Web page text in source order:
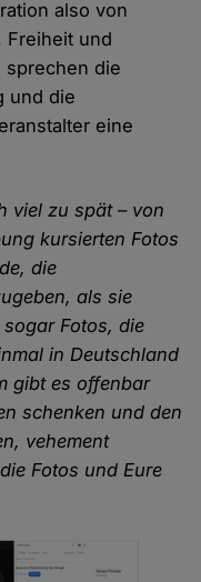
also von
Freiheit und
sprechen die
und die
eine
viel zu spät – von
kursierten Fotos
die
als sie
Fotos, die
in Deutschland
gibt es offenbar
schenken und den
vehement
Fotos und Eure